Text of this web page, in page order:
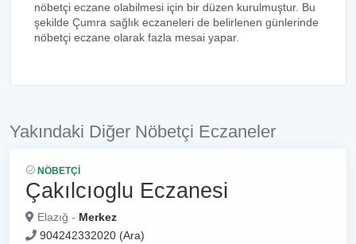
nöbetçi eczane olabilmesi için bir düzen kurulmuştur. Bu
şekilde Çumra sağlık eczaneleri de belirlenen günlerinde
nöbetçi eczane olarak fazla mesai yapar.
Yakındaki Diğer Nöbetçi Eczaneler
NÖBETÇI
Çakılcıoglu Eczanesi
Elazığ - Merkez
904242332020 (Ara)